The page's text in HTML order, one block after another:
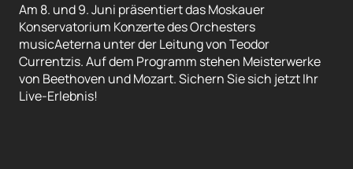
Am 8. und 9. Juni präsentiert das Moskauer
Konservatorium Konzerte des Orchesters
musicAeterna unter der Leitung von Teodor
Currentzis. Auf dem Programm stehen Meisterwerke
von Beethoven und Mozart. Sichern Sie sich jetzt Ihr
Live-Erlebnis!